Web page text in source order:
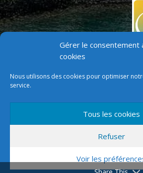
Gérer le consentement
cookies
Nous utilisons des cookies pour optimiser
service.
Tous les cookies
Refuser
Voir les